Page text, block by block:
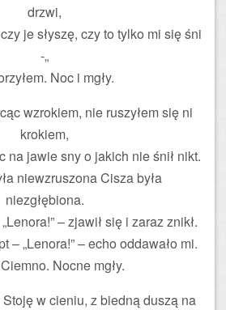
drzwi,
je słyszę, czy to tylko mi się śni
-„
Noc i mgły.
wzrokiem, nie ruszyłem się ni
krokiem,
na jawie sny o jakich nie śnił nikt.
niewzruszona Cisza była
niezgłębiona.
– zjawił się i zaraz znikł.
– „Lenora!” – echo oddawało mi.
Nocne mgły.
Stoję w cieniu, z biedną duszą na